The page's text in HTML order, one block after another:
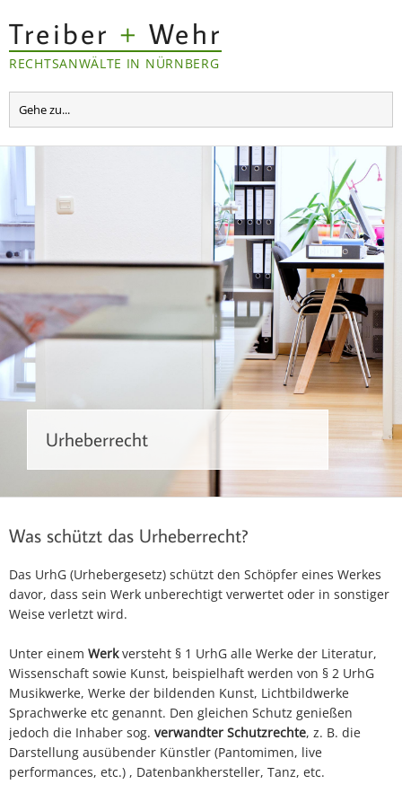
Treiber + Wehr
RECHTSANWÄLTE IN NÜRNBERG
Urheberrecht
Was schützt das Urheberrecht?
Das UrhG (Urhebergesetz) schützt den Schöpfer eines Werkes
davor, dass sein Werk unberechtigt verwertet oder in sonstiger
Weise verletzt wird.
Unter einem Werkversteht § 1 UrhG alle Werke der Literatur,
Wissenschaft sowie Kunst, beispielhaft werden von § 2 UrhG
Musikwerke, Werke der bildenden Kunst, Lichtbildwerke
Sprachwerke etc genannt. Den gleichen Schutz genießen
jedoch die Inhaber sog. verwandter Schutzrechte, z. B. die
Darstellung ausübender Künstler (Pantomimen, live
performances, etc.) , Datenbankhersteller, Tanz, etc.